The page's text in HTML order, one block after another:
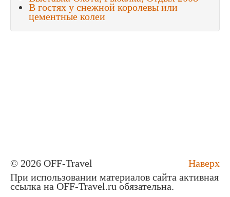
В гостях у снежной королевы или
цементные колеи
Наверх
© 2026 OFF-Travel
При использовании материалов сайта активная
ссылка на OFF-Travel.ru обязательна.